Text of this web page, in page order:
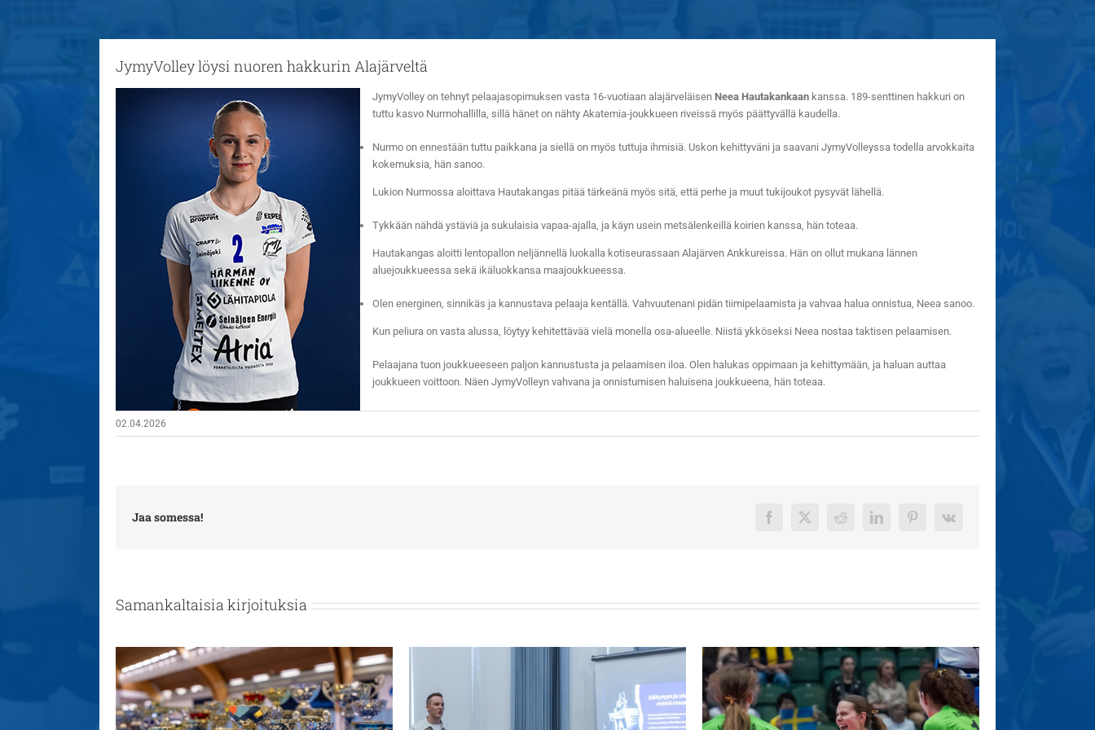
JymyVolley löysi nuoren hakkurin Alajärveltä
JymyVolley on tehnyt pelaajasopimuksen vasta 16-vuotiaan alajärveläisen Neea Hautakankaan kanssa. 189-senttinen hakkuri on
tuttu kasvo Nurmohallilla, sillä hänet on nähty Akatemia-joukkueen riveissä myös päättyvällä kaudella.
Nurmo on ennestään tuttu paikkana ja siellä on myös tuttuja ihmisiä. Uskon kehittyväni ja saavani JymyVolleyssa todella arvokkaita
kokemuksia, hän sanoo.
Lukion Nurmossa aloittava Hautakangas pitää tärkeänä myös sitä, että perhe ja muut tukijoukot pysyvät lähellä.
Tykkään nähdä ystäviä ja sukulaisia vapaa-ajalla, ja käyn usein metsälenkeillä koirien kanssa, hän toteaa.
Hautakangas aloitti lentopallon neljännellä luokalla kotiseurassaan Alajärven Ankkureissa. Hän on ollut mukana lännen
aluejoukkueessa sekä ikäluokkansa maajoukkueessa.
Olen energinen, sinnikäs ja kannustava pelaaja kentällä. Vahvuutenani pidän tiimipelaamista ja vahvaa halua onnistua, Neea sanoo.
Kun peliura on vasta alussa, löytyy kehitettävää vielä monella osa-alueelle. Niistä ykköseksi Neea nostaa taktisen pelaamisen.
Pelaajana tuon joukkueeseen paljon kannustusta ja pelaamisen iloa. Olen halukas oppimaan ja kehittymään, ja haluan auttaa
joukkueen voittoon. Näen JymyVolleyn vahvana ja onnistumisen haluisena joukkueena, hän toteaa.
02.04.2026
Jaa somessa! Facebook
X Reddit LinkedInPinterest
Vk
Samankaltaisia kirjoituksia